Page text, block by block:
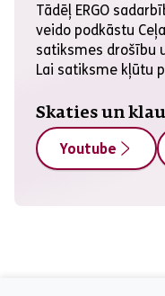
Tādēļ ERGO
veido podkāstu
satiksmes drošību
Lai satiksme kļūtu
Skaties un
Youtube